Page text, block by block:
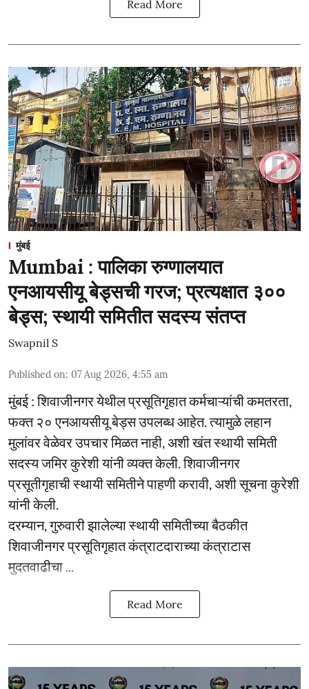
Read More
मुंबई
Mumbai : पालिका रुग्णालयात
एनआयसीयू बेड्सची गरज; प्रत्यक्षात ३००
बेड्स; स्थायी समितीत सदस्य संतप्त
Swapnil S
Published on: 07 Aug 2026, 4:55 am
मुंबई : शिवाजीनगर येथील प्रसूतिगृहात कर्मचाऱ्यांची कमतरता,
फक्त २० एनआयसीयू बेड्स उपलब्ध आहेत. त्यामुळे लहान
मुलांवर वेळेवर उपचार मिळत नाही, अशी खंत स्थायी समिती
सदस्य जमिर कुरेशी यांनी व्यक्त केली. शिवाजीनगर
प्रसूतीगृहाची स्थायी समितीने पाहणी करावी, अशी सूचना कुरेशी
यांनी केली.
दरम्यान, गुरुवारी झालेल्या स्थायी समितीच्या बैठकीत
शिवाजीनगर प्रसूतिगृहात कंत्राटदाराच्या कंत्राटास
मुदतवाढीचा ...
Read More